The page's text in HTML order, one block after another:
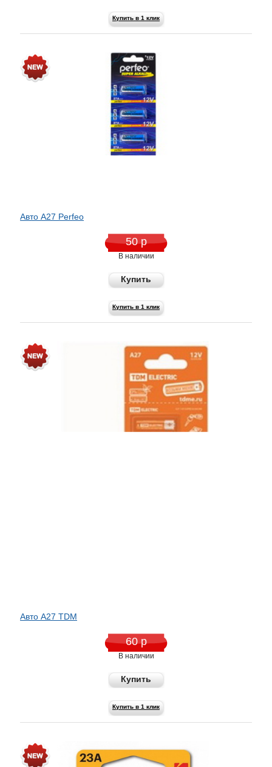
Купить в 1 клик
Авто A27 Perfeo
50 р
В наличии
Купить
Купить в 1 клик
Авто A27 TDM
60 р
В наличии
Купить
Купить в 1 клик